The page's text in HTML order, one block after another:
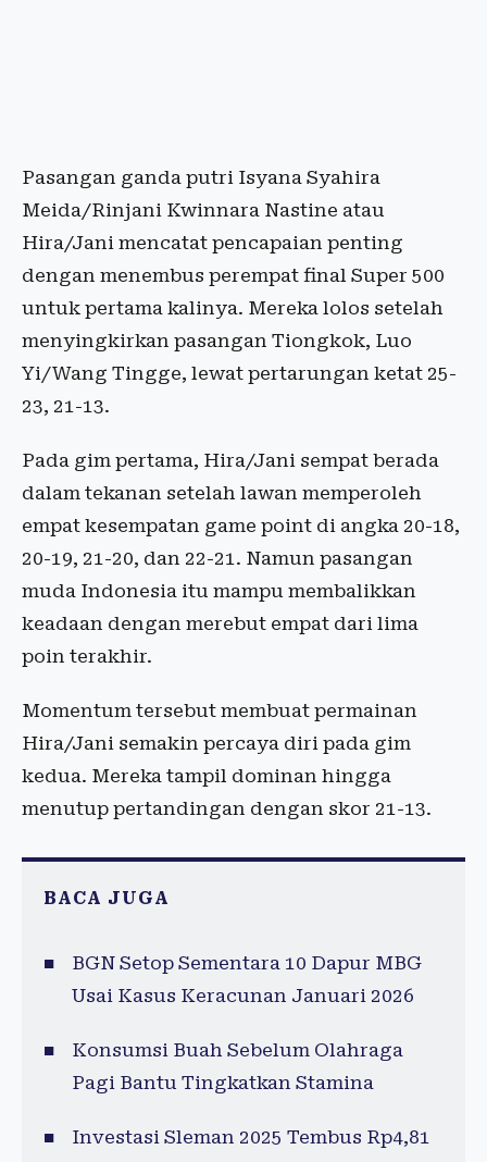
Pasangan ganda putri Isyana Syahira
Meida/Rinjani Kwinnara Nastine atau
Hira/Jani mencatat pencapaian penting
dengan menembus perempat final Super 500
untuk pertama kalinya. Mereka lolos setelah
menyingkirkan pasangan Tiongkok, Luo
Yi/Wang Tingge, lewat pertarungan ketat 25-
23, 21-13.
Pada gim pertama, Hira/Jani sempat berada
dalam tekanan setelah lawan memperoleh
empat kesempatan game point di angka 20-18,
20-19, 21-20, dan 22-21. Namun pasangan
muda Indonesia itu mampu membalikkan
keadaan dengan merebut empat dari lima
poin terakhir.
Momentum tersebut membuat permainan
Hira/Jani semakin percaya diri pada gim
kedua. Mereka tampil dominan hingga
menutup pertandingan dengan skor 21-13.
BACA JUGA
BGN Setop Sementara 10 Dapur MBG
Usai Kasus Keracunan Januari 2026
Konsumsi Buah Sebelum Olahraga
Pagi Bantu Tingkatkan Stamina
Investasi Sleman 2025 Tembus Rp4,81